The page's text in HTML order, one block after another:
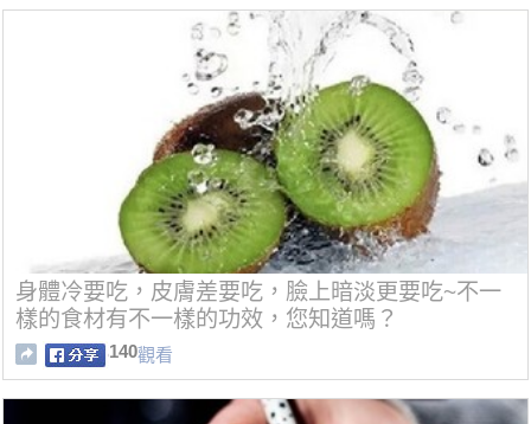
身體冷要吃，皮膚差要吃，臉上暗淡更要吃~不一
樣的食材有不一樣的功效，您知道嗎？
140觀看